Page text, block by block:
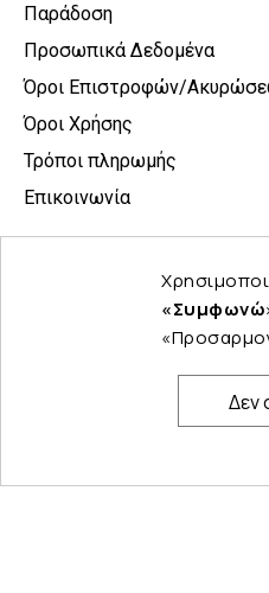
Παράδοση
Προσωπικά Δεδομένα
Όροι Επιστροφών/
Όροι Χρήσης
Τρόποι πληρωμής
Επικοινωνία
«Συμφωνώ
Δεν